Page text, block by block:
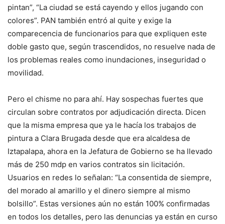
pintan”, “La ciudad se está cayendo y ellos jugando con
colores”. PAN también entró al quite y exige la
comparecencia de funcionarios para que expliquen este
doble gasto que, según trascendidos, no resuelve nada de
los problemas reales como inundaciones, inseguridad o
movilidad.
Pero el chisme no para ahí. Hay sospechas fuertes que
circulan sobre contratos por adjudicación directa. Dicen
que la misma empresa que ya le hacía los trabajos de
pintura a Clara Brugada desde que era alcaldesa de
Iztapalapa, ahora en la Jefatura de Gobierno se ha llevado
más de 250 mdp en varios contratos sin licitación.
Usuarios en redes lo señalan: “La consentida de siempre,
del morado al amarillo y el dinero siempre al mismo
bolsillo”. Estas versiones aún no están 100% confirmadas
en todos los detalles, pero las denuncias ya están en curso